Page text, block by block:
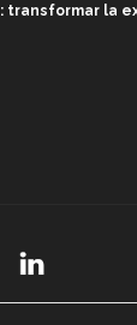
transformar la